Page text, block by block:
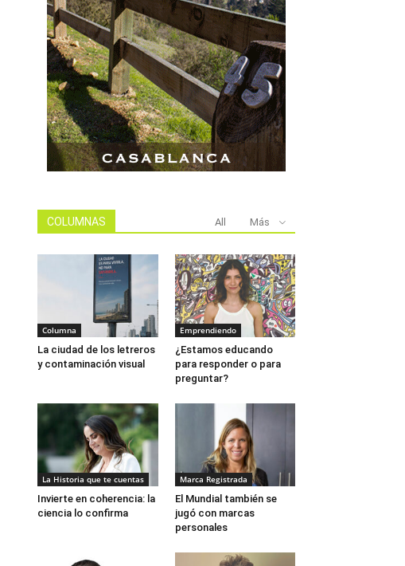
COLUMNAS All Más
Columna
La ciudad de los letreros
y contaminación visual
Emprendiendo
¿Estamos educando
para responder o para
preguntar?
La Historia que te cuentas
Invierte en coherencia: la
ciencia lo confirma
Marca Registrada
El Mundial también se
jugó con marcas
personales